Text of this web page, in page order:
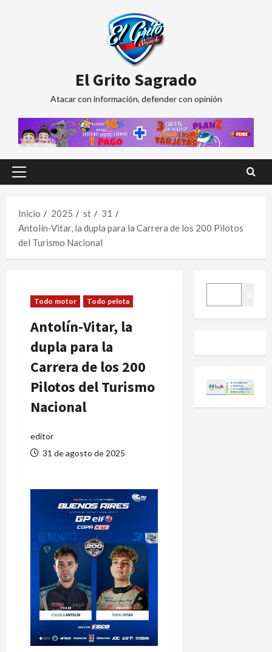
El Grito Sagrado
Atacar con información, defender con opinión
Menú
Inicio
2025 st
31
Antolín-Vitar, la dupla para la Carrera de los 200 Pilotos
del Turismo Nacional
Todo motor Todo pelota
Antolín-Vitar, la
dupla para la
Carrera de los 200
Pilotos del Turismo
Nacional
editor
31 de agosto de 2025